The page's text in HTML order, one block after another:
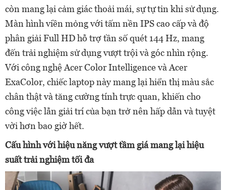
còn mang lại cảm giác thoải mái, sự tự tin khi sử dụng.
Màn hình viền mỏng với tấm nền IPS cao cấp và độ
phân giải Full HD hỗ trợ tần số quét 144 Hz, mang
đến trải nghiệm sử dụng vượt trội và góc nhìn rộng.
Với công nghệ Acer Color Intelligence và Acer
ExaColor, chiếc laptop này mang lại hiển thị màu sắc
chân thật và tăng cường tính trực quan, khiến cho
công việc lẫn giải trí của bạn trở nên hấp dẫn và tuyệt
vời hơn bao giờ hết.
Cấu hình với hiệu năng vượt tầm giá mang lại hiệu
suất trải nghiệm tối đa